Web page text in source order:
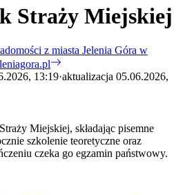
Straży Miejskiej
z miasta Jelenia Góra w
13:19·aktualizacja 05.06.2026,
Miejskiej, składając pisemne
szkolenie teoretyczne oraz
czeka go egzamin państwowy.